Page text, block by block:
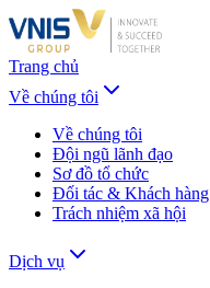
Trang chủ
Về chúng tôi
Về chúng tôi
Đội ngũ lãnh đạo
Sơ đồ tổ chức
Đối tác & Khách hàng
Trách nhiệm xã hội
Dịch vụ